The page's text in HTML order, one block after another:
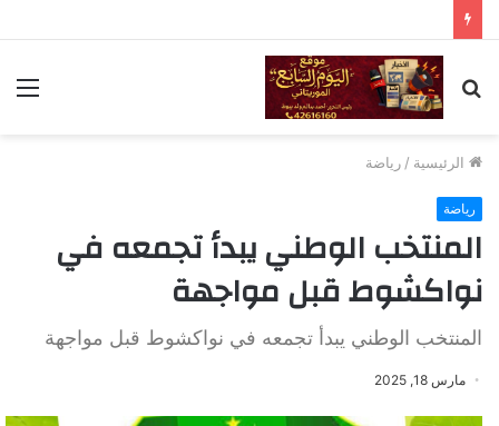
بحث
عن
الرئيسية / رياضة
رياضة
المنتخب الوطني يبدأ تجمعه في
نواكشوط قبل مواجهة
المنتخب الوطني يبدأ تجمعه في نواكشوط قبل مواجهة
مارس 18, 2025